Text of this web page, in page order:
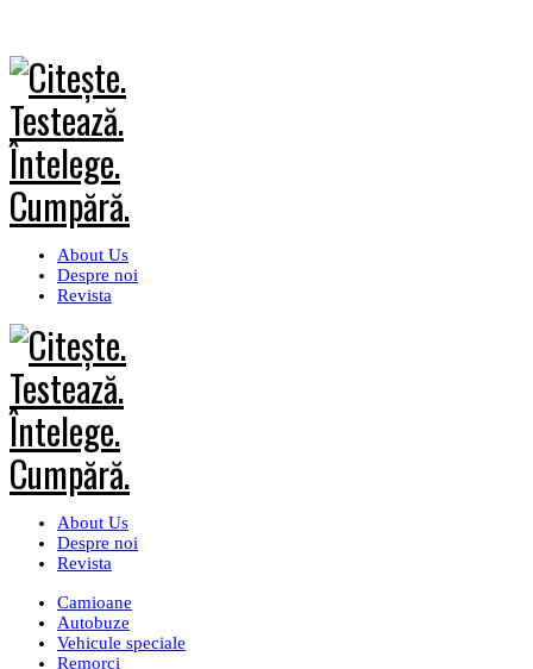
About Us
Despre noi
Revista
About Us
Despre noi
Revista
Camioane
Autobuze
Vehicule speciale
Remorci